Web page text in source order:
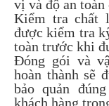
vị và độ an toàn
Kiểm tra chất
được kiểm tra
toàn trước khi
Đóng gói và
hoàn thành sẽ
bảo quản
khách hàng